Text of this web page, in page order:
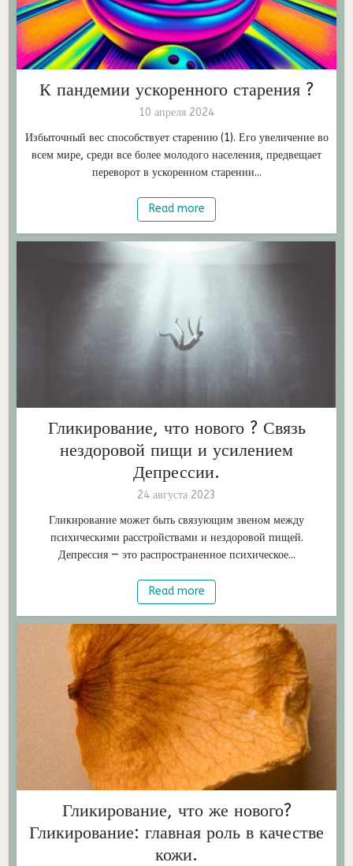
К пандемии ускоренного старения ?
10 апреля 2024
Избыточный вес способствует старению (1). Его увеличение во
всем мире, среди все более молодого населения, предвещает
переворот в ускоренном старении...
Read more
Гликирование, что нового ? Связь
нездоровой пищи и усилением
Депрессии.
24 августа 2023
Гликирование может быть связующим звеном между
психическими расстройствами и нездоровой пищей.
Депрессия — это распространенное психическое...
Read more
Гликирование, что же нового?
Гликирование: главная роль в качестве
кожи.